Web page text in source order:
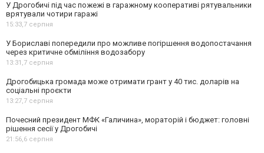
У Дрогобичі під час пожежі в гаражному кооперативі рятувальники
врятували чотири гаражі
15:33,7 серпня
У Бориславі попередили про можливе погіршення водопостачання
через критичне обміління водозабору
13:31,7 серпня
Дрогобицька громада може отримати грант у 40 тис. доларів на
соціальні проєкти
13:27,7 серпня
Почесний президент МФК «Галичина», мораторій і бюджет: головні
рішення сесії у Дрогобичі
21:56,6 серпня